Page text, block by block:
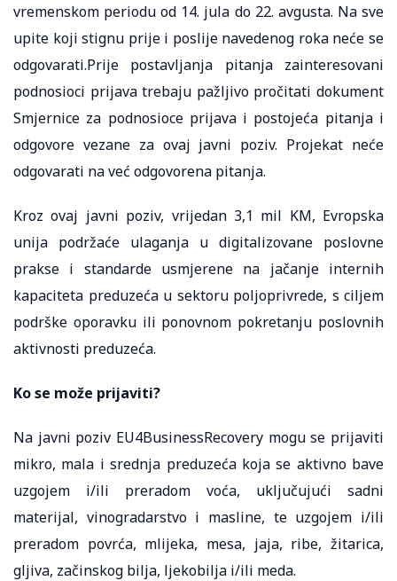
vremenskom periodu od 14. jula do 22. avgusta. Na sve
upite koji stignu prije i poslije navedenog roka neće se
odgovarati.Prije postavljanja pitanja zainteresovani
podnosioci prijava trebaju pažljivo pročitati dokument
Smjernice za podnosioce prijava i postojeća pitanja i
odgovore vezane za ovaj javni poziv. Projekat neće
odgovarati na već odgovorena pitanja.
Kroz ovaj javni poziv, vrijedan 3,1 mil KM, Evropska
unija podržaće ulaganja u digitalizovane poslovne
prakse i standarde usmjerene na jačanje internih
kapaciteta preduzeća u sektoru poljoprivrede, s ciljem
podrške oporavku ili ponovnom pokretanju poslovnih
aktivnosti preduzeća.
Ko se može prijaviti?
Na javni poziv EU4BusinessRecovery mogu se prijaviti
mikro, mala i srednja preduzeća koja se aktivno bave
uzgojem i/ili preradom voća, uključujući sadni
materijal, vinogradarstvo i masline, te uzgojem i/ili
preradom povrća, mlijeka, mesa, jaja, ribe, žitarica,
gljiva, začinskog bilja, ljekobilja i/ili meda.